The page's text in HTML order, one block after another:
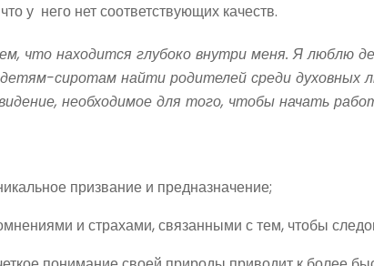
у него нет соответствующих качеств.
что находится глубоко внутри меня. Я люблю
сиротам найти родителей среди духовных
необходимое для того, чтобы начать
призвание и предназначение;
и страхами, связанными с тем, чтобы